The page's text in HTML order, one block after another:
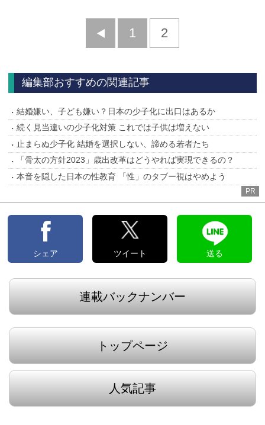
前
1 2
編集部おすすめの関連記事
結婚嫌い、子ども嫌い？日本の少子化に出口はあるか
続く見当違いの少子化対策 これでは子供は増えない
止まらぬ少子化 結婚を選択しない、諦める若者たち
「骨太の方針2023」歳出改革はどうやれば実現できるの？
本音を隠した日本の性教育 「性」のタブー視はやめよう
PR
シェア ツイート 送る
連載バックナンバー
トップページ
人気記事